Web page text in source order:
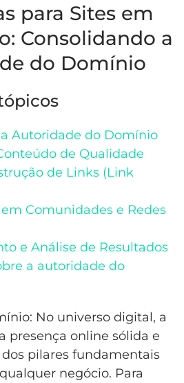
para Sites em
Consolidando a
do Domínio
Autoridade do Domínio
de Qualidade
de Links (Link
Comunidades e Redes
e Análise de Resultados
a autoridade do
No universo digital, a
presença online sólida e
pilares fundamentais
negócio. Para